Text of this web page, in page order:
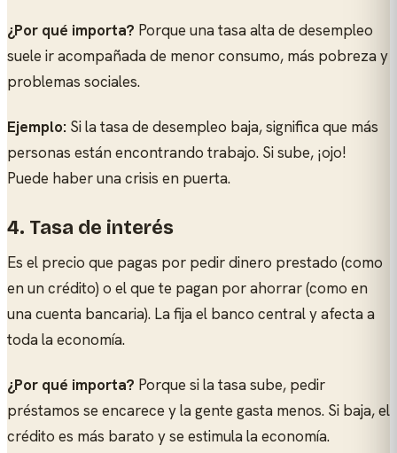
¿Por qué importa? Porque una tasa alta de desempleo
suele ir acompañada de menor consumo, más pobreza y
problemas sociales.
Ejemplo: Si la tasa de desempleo baja, significa que más
personas están encontrando trabajo. Si sube, ¡ojo!
Puede haber una crisis en puerta.
4. Tasa de interés
Es el precio que pagas por pedir dinero prestado (como
en un crédito) o el que te pagan por ahorrar (como en
una cuenta bancaria). La fija el banco central y afecta a
toda la economía.
¿Por qué importa? Porque si la tasa sube, pedir
préstamos se encarece y la gente gasta menos. Si baja, el
crédito es más barato y se estimula la economía.